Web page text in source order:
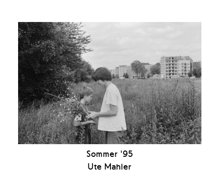
Sommer '95
Ute Mahler